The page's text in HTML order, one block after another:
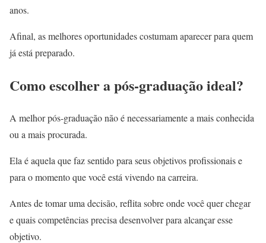
anos.
Afinal, as melhores oportunidades costumam aparecer para quem
já está preparado.
Como escolher a pós-graduação ideal?
A melhor pós-graduação não é necessariamente a mais conhecida
ou a mais procurada.
Ela é aquela que faz sentido para seus objetivos profissionais e
para o momento que você está vivendo na carreira.
Antes de tomar uma decisão, reflita sobre onde você quer chegar
e quais competências precisa desenvolver para alcançar esse
objetivo.